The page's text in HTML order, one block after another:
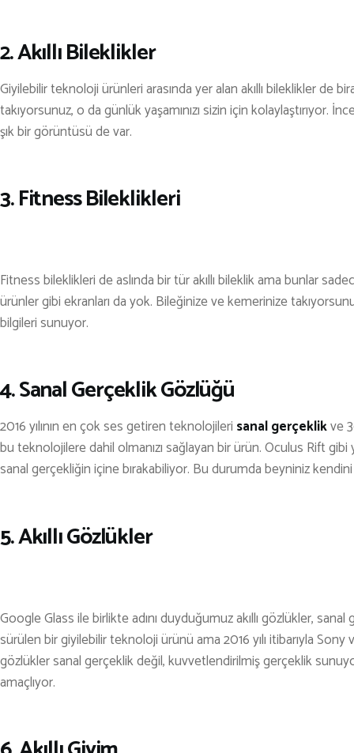
TEKNOLOJİ
TIRMANIŞ
YÜRÜYÜŞ
ARŞİVLER
2. Akıllı Bileklikler
Giyilebilir teknoloji ürünleri arasında yer alan akıllı bileklikler de
takıyorsunuz, o da günlük yaşamınızı sizin için kolaylaştırıyor.
şık bir görüntüsü de var.
3. Fitness Bileklikleri
Fitness bileklikleri de aslında bir tür akıllı bileklik ama bunlar
ürünler gibi ekranları da yok. Bileğinize ve kemerinize
bilgileri sunuyor.
4. Sanal Gerçeklik Gözlüğü
2016 yılının en çok ses getiren teknolojileri sanal gerçeklikve
bu teknolojilere dahil olmanızı sağlayan bir ürün. Oculus Rift
sanal gerçekliğin içine bırakabiliyor. Bu durumda beyniniz
5. Akıllı Gözlükler
Google Glass ile birlikte adını duyduğumuz akıllı gözlükler,
sürülen bir giyilebilir teknoloji ürünü ama 2016 yılı itibarıyla
gözlükler sanal gerçeklik değil, kuvvetlendirilmiş gerçeklik
amaçlıyor.